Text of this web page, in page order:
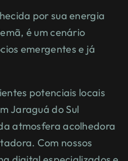
por sua energia
é um cenário
emergentes e já
potenciais locais
Jaraguá do Sul
atmosfera acolhedora
Com nossos